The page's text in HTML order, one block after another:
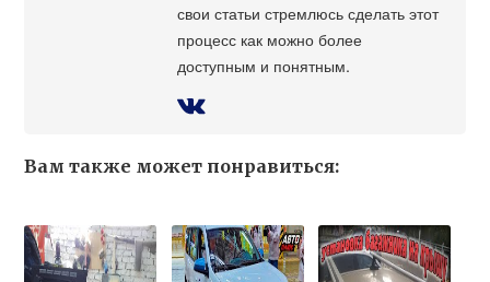
свои статьи стремлюсь сделать этот
процесс как можно более
доступным и понятным.
Вам также может понравиться: